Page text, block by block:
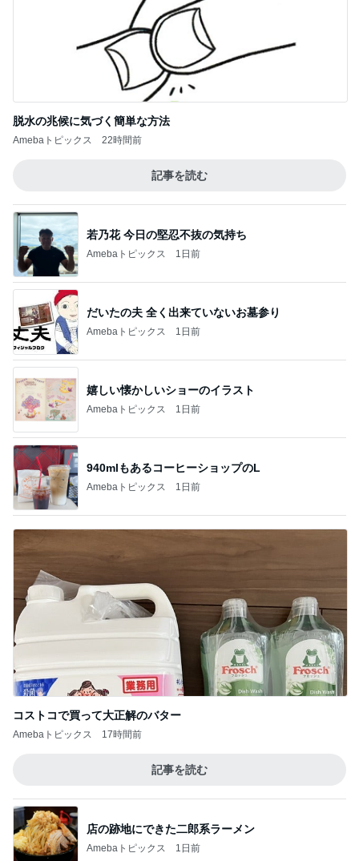
脱水の兆候に気づく簡単な方法
Amebaトピックス 22時間前
記事を読む
若乃花 今日の堅忍不抜の気持ち
Amebaトピックス 1日前
だいたの夫 全く出来ていないお墓参り
Amebaトピックス 1日前
嬉しい懐かしいショーのイラスト
Amebaトピックス 1日前
940mlもあるコーヒーショップのL
Amebaトピックス 1日前
コストコで買って大正解のバター
Amebaトピックス 17時間前
記事を読む
店の跡地にできた二郎系ラーメン
Amebaトピックス 1日前